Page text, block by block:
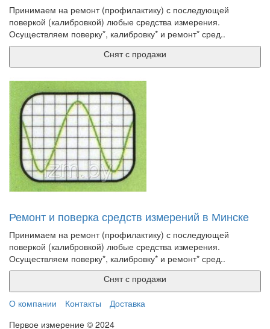
Принимаем на ремонт (профилактику) с последующей
поверкой (калибровкой) любые средства измерения.
Осуществляем поверку*, калибровку* и ремонт* сред..
Снят с продажи
Ремонт и поверка средств измерений в Минске
Принимаем на ремонт (профилактику) с последующей
поверкой (калибровкой) любые средства измерения.
Осуществляем поверку*, калибровку* и ремонт* сред..
Снят с продажи
О компании Контакты
Доставка
Первое измерение © 2024